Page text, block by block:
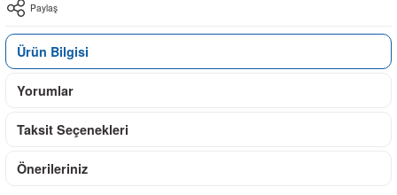
Paylaş
Ürün Bilgisi
Yorumlar
Taksit Seçenekleri
Önerileriniz